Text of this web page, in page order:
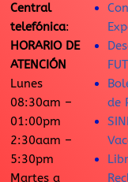
Central
telefónica:
HORARIO DE
ATENCIÓN
Lunes
08:30am –
01:00pm
2:30aam –
5:30pm
Martes a
FUT
de